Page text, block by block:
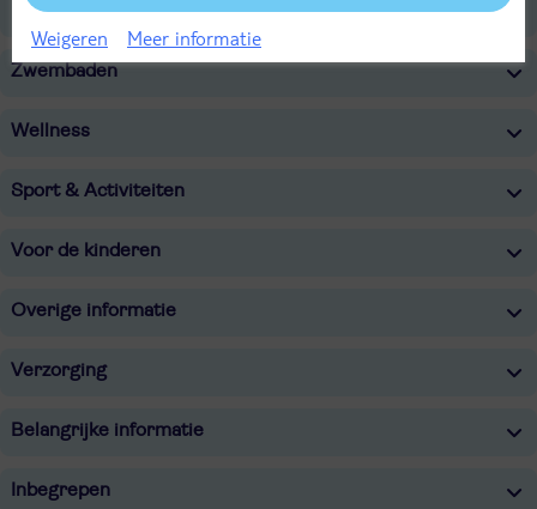
Faciliteiten
Zwembaden
Wellness
Sport & Activiteiten
Voor de kinderen
Overige informatie
Verzorging
Belangrijke informatie
Inbegrepen
Weigeren Meer informatie